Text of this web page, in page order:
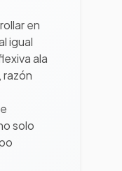
en
igual
ala
solo